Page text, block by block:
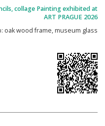
collage Painting exhibited at
ART PRAGUE 2026
oak wood frame, museum glass